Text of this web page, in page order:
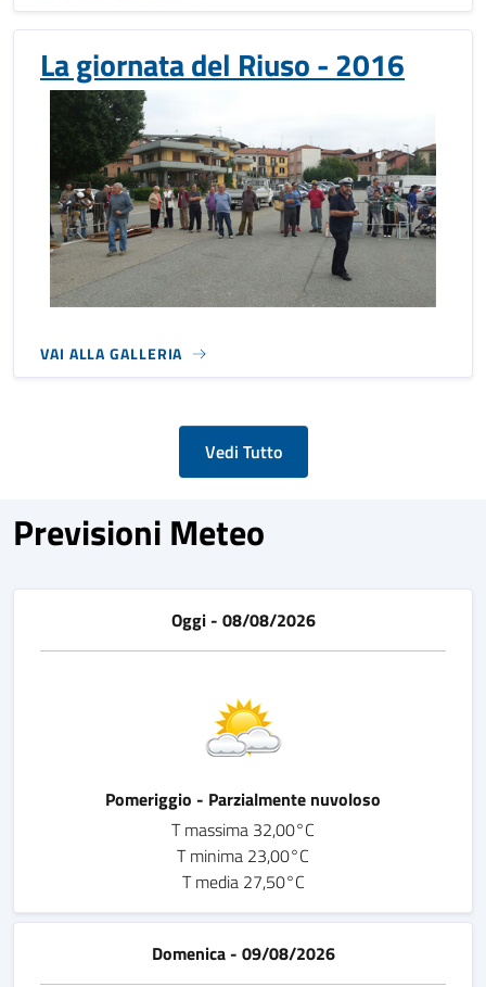
La giornata del Riuso - 2016
VAI ALLA GALLERIA
Vedi Tutto
Previsioni Meteo
Oggi - 08/08/2026
Pomeriggio - Parzialmente nuvoloso
T massima 32,00°C
T minima 23,00°C
T media 27,50°C
Domenica - 09/08/2026